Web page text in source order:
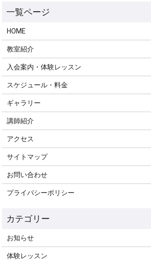
HOME
教室紹介
入会案内・体験レッスン
スケジュール・料金
ギャラリー
講師紹介
アクセス
サイトマップ
お問い合わせ
プライバシーポリシー
お知らせ
体験レッスン